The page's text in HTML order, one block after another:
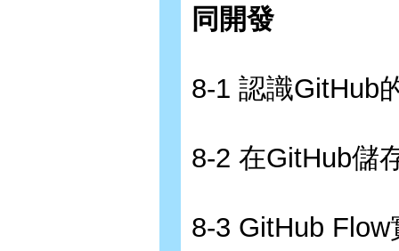
同開發
8-1 認識GitHub
8-2 在GitHub儲
8-3 GitHub